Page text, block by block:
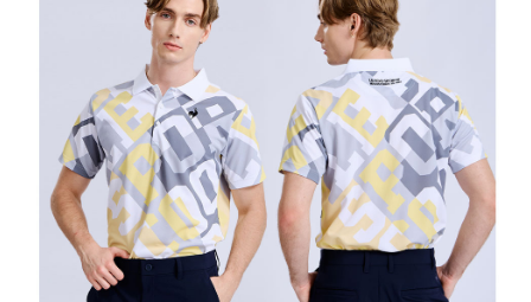
買賣價金債權讓與本公司後，依約使用本公司帳單繳交帳款。
2.基於同意付款使用「大哥付你分期」之契約關係目的，商店將以您的個人
資料（包含姓名、電話或地址）提供予台灣大哥大進項蒐集、處理及利用，
由本公司與您本人進行分期帳單所需資料之確認、核對及更正。
3.完整用戶服務條款，請詳閱以下連結：
https://oppay.tw/userRule
後付繳納相關費用。
※ 交易是否成功請以「AFTEE先享後付 」之結帳頁面顯示為準，若有關於
是否繳費成功／繳費後需取消欲退款等相關疑問，請聯繫「AFTEE先享後付
https://netprotections.freshdesk.com/support/home
【注意事項】
１．透過由恩沛科技股份有限公司提供之「AFTEE先享後付」服務完成之交
易，需依本服務之必要範圍內提供個人資料，並將交易相關給付款項請求債
權轉讓予恩沛科技股份有限公司。
２．關於個人資料處理事宜，請瀏覽以下網址：
https://aftee.tw/terms/#terms3
３．未成年的使用者請事先徵得法定代理人或監護人之同意方可使用
「AFTEE先享後付」，若未經同意申辦者引起之損失，本公司不負相關責
付款後萊爾富取貨
7-11取貨付款
免運費
付款後7-11取貨
免運費